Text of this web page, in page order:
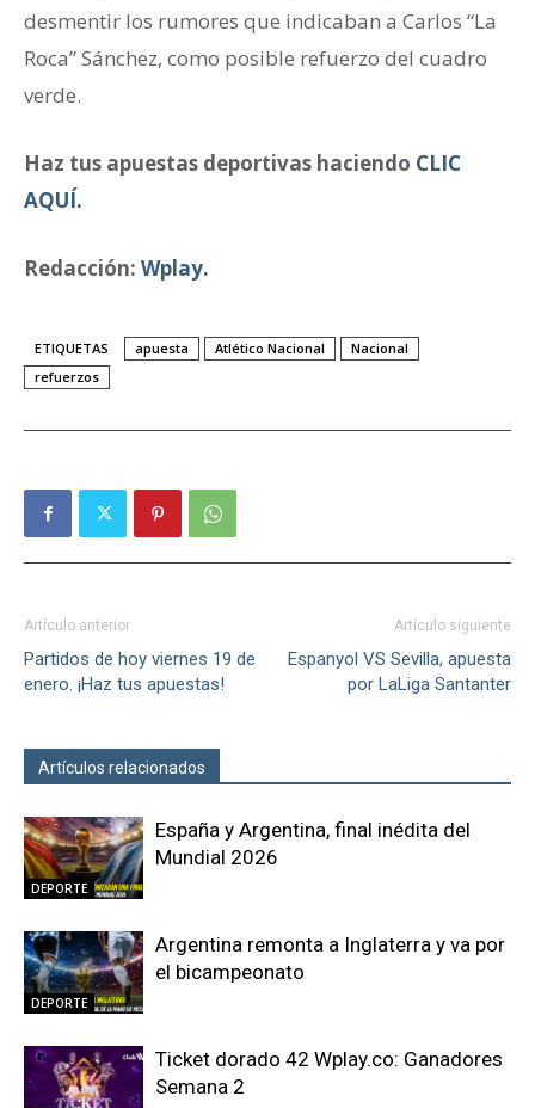
desmentir los rumores que indicaban a Carlos “La
Roca” Sánchez, como posible refuerzo del cuadro
verde.
Haz tus apuestas deportivas haciendo CLIC
AQUÍ.
Redacción: Wplay.
ETIQUETAS apuesta Atlético Nacional
Nacional
refuerzos
Artículo anterior
Partidos de hoy viernes 19 de
enero. ¡Haz tus apuestas!
Artículo siguiente
Espanyol VS Sevilla, apuesta
por LaLiga Santanter
Artículos relacionados
DEPORTE
España y Argentina, final inédita del
Mundial 2026
DEPORTE
Argentina remonta a Inglaterra y va por
el bicampeonato
Ticket dorado 42 Wplay.co: Ganadores
Semana 2